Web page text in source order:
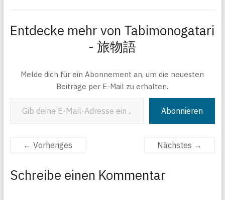
Entdecke mehr von Tabimonogatari
- 旅物語
Melde dich für ein Abonnement an, um die neuesten
Beiträge per E-Mail zu erhalten.
Abonnieren
← Vorheriges Nächstes →
Schreibe einen Kommentar